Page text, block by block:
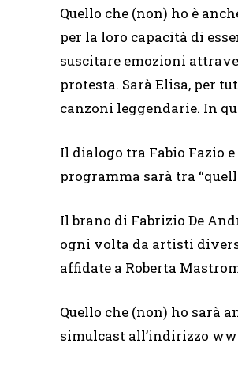
Quello che (non) ho è
per la loro capacità di
suscitare emozioni
protesta. Sarà Elisa, per
canzoni leggendarie. In
Il dialogo tra Fabio Fazio
programma sarà tra
Il brano di Fabrizio De
ogni volta da artisti
affidate a Roberta
Quello che (non) ho sarà
simulcast all’indirizzo